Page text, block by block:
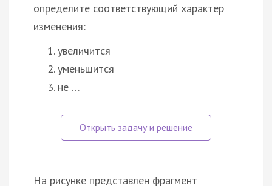
определите соответствующий характер
изменения:
увеличится
уменьшится
не …
На рисунке представлен фрагмент